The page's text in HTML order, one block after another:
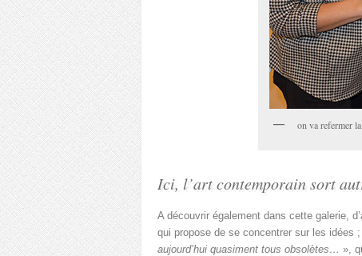
on va refermer
Ici, l’art contemporain sort
A découvrir également dans cette galerie,
qui propose de se concentrer sur les idées ;
aujourd’hui quasiment tous obsolètes… »,